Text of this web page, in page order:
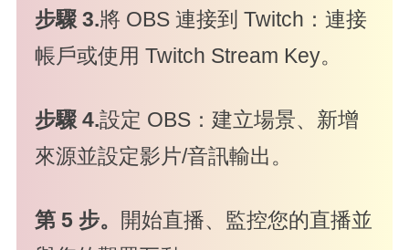
步驟 3.將 OBS 連接到 Twitch：連接
帳戶或使用 Twitch Stream Key。
步驟 4.設定 OBS：建立場景、新增
來源並設定影片/音訊輸出。
第 5 步。
開始直播、監控您的直播並